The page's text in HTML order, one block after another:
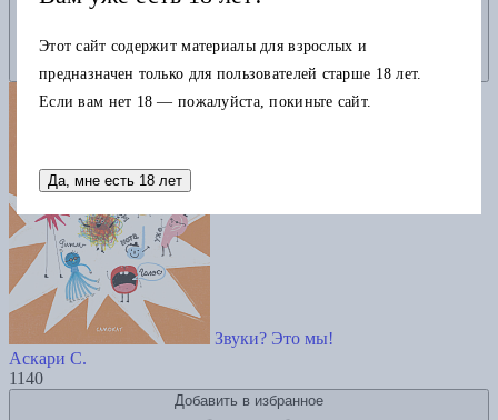
Звуки? Это мы!
Аскари С.
1140
Добавить в избранное
Этот сайт содержит материалы для взрослых и
предназначен только для пользователей старше 18 лет.
Если вам нет 18 — пожалуйста, покиньте сайт.
Да, мне есть 18 лет